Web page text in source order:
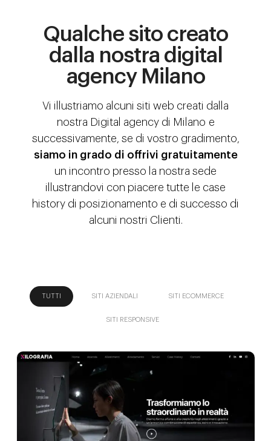
Qualche sito creato
dalla nostra digital
agency Milano
Vi illustriamo alcuni siti web creati dalla
nostra Digital agency di Milano e
successivamente, se di vostro gradimento,
siamo in grado di offrivi gratuitamente
un incontro presso la nostra sede
illustrandovi con piacere tutte le case
history di posizionamento e di successo di
alcuni nostri Clienti.
TUTTI SITI AZIENDALI SITI ECOMMERCE
SITI RESPONSIVE